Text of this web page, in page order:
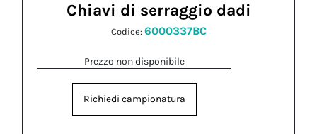
Chiavi di serraggio dadi
Codice: 6000337BC
Prezzo non disponibile
Richiedi campionatura